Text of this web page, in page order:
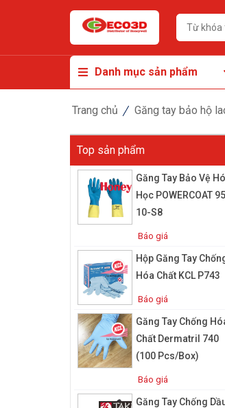
Danh mục sản phẩm
Trang chủ Găng tay bảo hộ
Top sản phẩm
Găng Tay Bảo Vệ
Học POWERCOAT
10-S8
Báo giá
Hộp Găng Tay
Hóa Chất KCL P743
Báo giá
Găng Tay Chống
Chất Dermatril 740
(100 Pcs/box)
Báo giá
Găng Tay Chống